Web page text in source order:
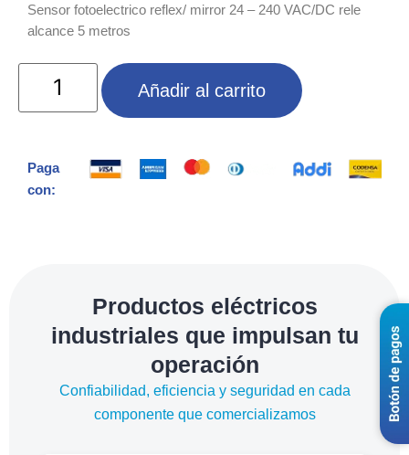
Sensor fotoelectrico reflex/ mirror 24 – 240 VAC/DC rele
alcance 5 metros
Añadir al carrito
Paga
con:
Productos eléctricos
industriales que impulsan tu
operación
Confiabilidad, eficiencia y seguridad en cada
componente que comercializamos